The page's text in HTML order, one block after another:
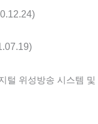
털 위성방송 시스템